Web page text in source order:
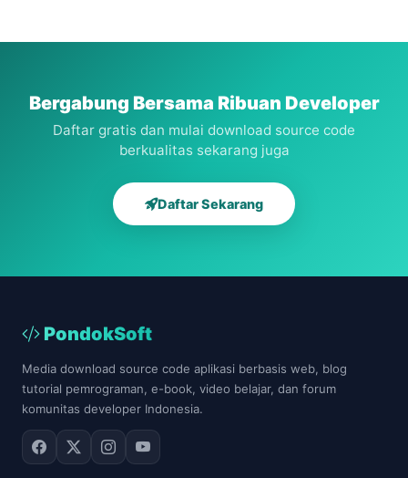
Bergabung Bersama Ribuan Developer
Daftar gratis dan mulai download source code
berkualitas sekarang juga
Daftar Sekarang
PondokSoft
Media download source code aplikasi berbasis web, blog
tutorial pemrograman, e-book, video belajar, dan forum
komunitas developer Indonesia.